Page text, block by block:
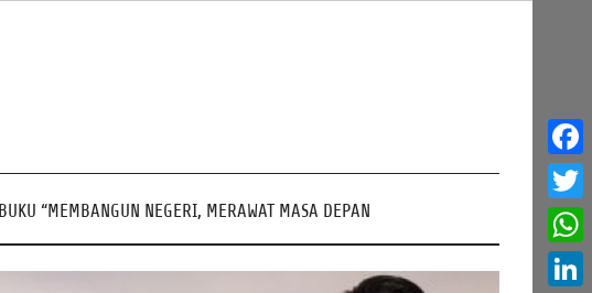
BUKU “MEMBANGUN NEGERI, MERAWAT MASA DEPAN